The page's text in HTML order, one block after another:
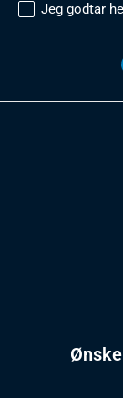
Jeg godtar